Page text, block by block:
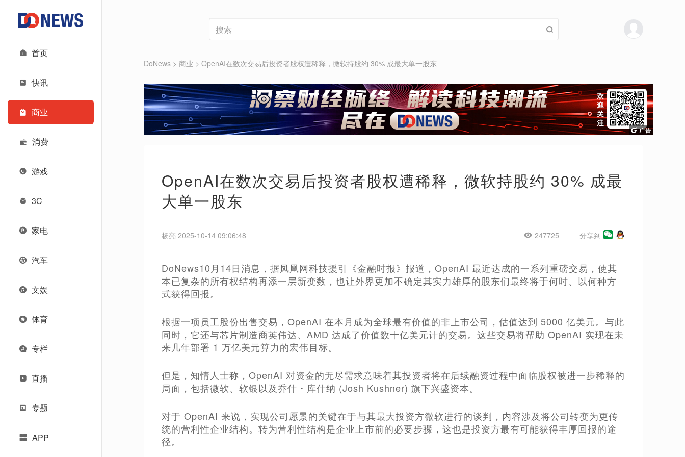
首页
快讯
商业
消费
游戏
3C
家电
汽车
文娱
体育
专栏
直播
专题
APP
DoNews > 商业 > OpenAI在数次交易后投资者股权遭稀释，微软持股约 30% 成最大单一股东
OpenAI在数次交易后投资者股权遭稀释，微软持股约 30% 成最
大单一股东
杨亮 2025-10-14 09:06:48 247725 分享到
DoNews10月14日消息，据凤凰网科技援引《金融时报》报道，OpenAI 最近达成的一系列重磅交易，使其
本已复杂的所有权结构再添一层新变数，也让外界更加不确定其实力雄厚的股东们最终将于何时、以何种方
式获得回报。
根据一项员工股份出售交易，OpenAI 在本月成为全球最有价值的非上市公司，估值达到 5000 亿美元。与此
同时，它还与芯片制造商英伟达、AMD 达成了价值数十亿美元计的交易。这些交易将帮助 OpenAI 实现在未
来几年部署 1 万亿美元算力的宏伟目标。
但是，知情人士称，OpenAI 对资金的无尽需求意味着其投资者将在后续融资过程中面临股权被进一步稀释的
局面，包括微软、软银以及乔什・库什纳 (Josh Kushner) 旗下兴盛资本。
对于 OpenAI 来说，实现公司愿景的关键在于与其最大投资方微软进行的谈判，内容涉及将公司转变为更传
统的营利性企业结构。转为营利性结构是企业上市前的必要步骤，这也是投资方最有可能获得丰厚回报的途
径。